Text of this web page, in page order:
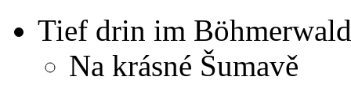
Tief drin im
Na krásné Šumavě